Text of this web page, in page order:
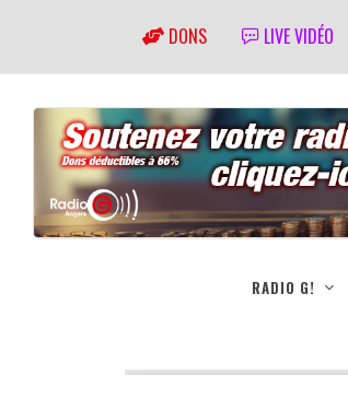
DONS LIVE VIDÉO
RADIO G!